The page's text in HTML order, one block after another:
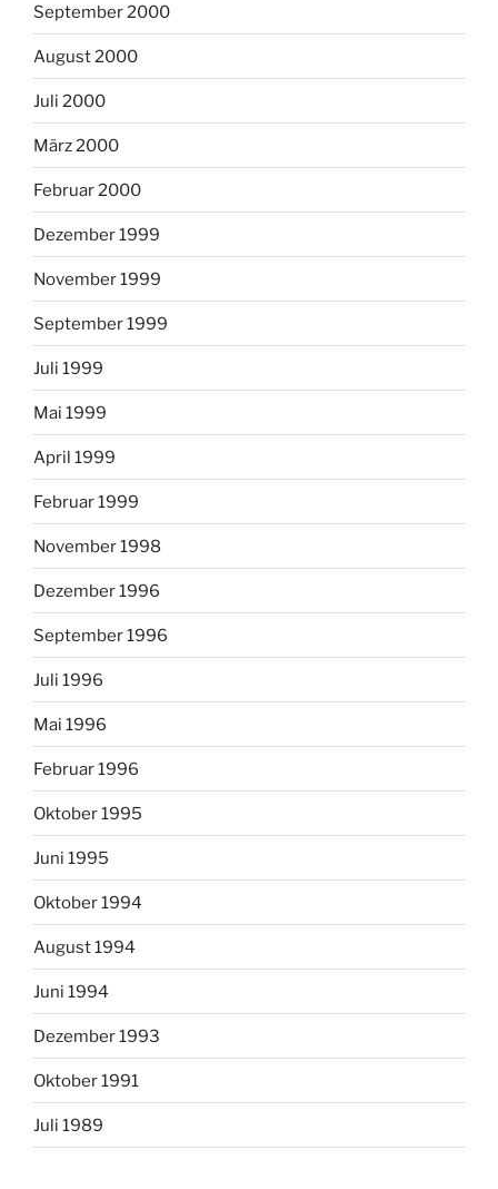
September 2000
August 2000
Juli 2000
März 2000
Februar 2000
Dezember 1999
November 1999
September 1999
Juli 1999
Mai 1999
April 1999
Februar 1999
November 1998
Dezember 1996
September 1996
Juli 1996
Mai 1996
Februar 1996
Oktober 1995
Juni 1995
Oktober 1994
August 1994
Juni 1994
Dezember 1993
Oktober 1991
Juli 1989